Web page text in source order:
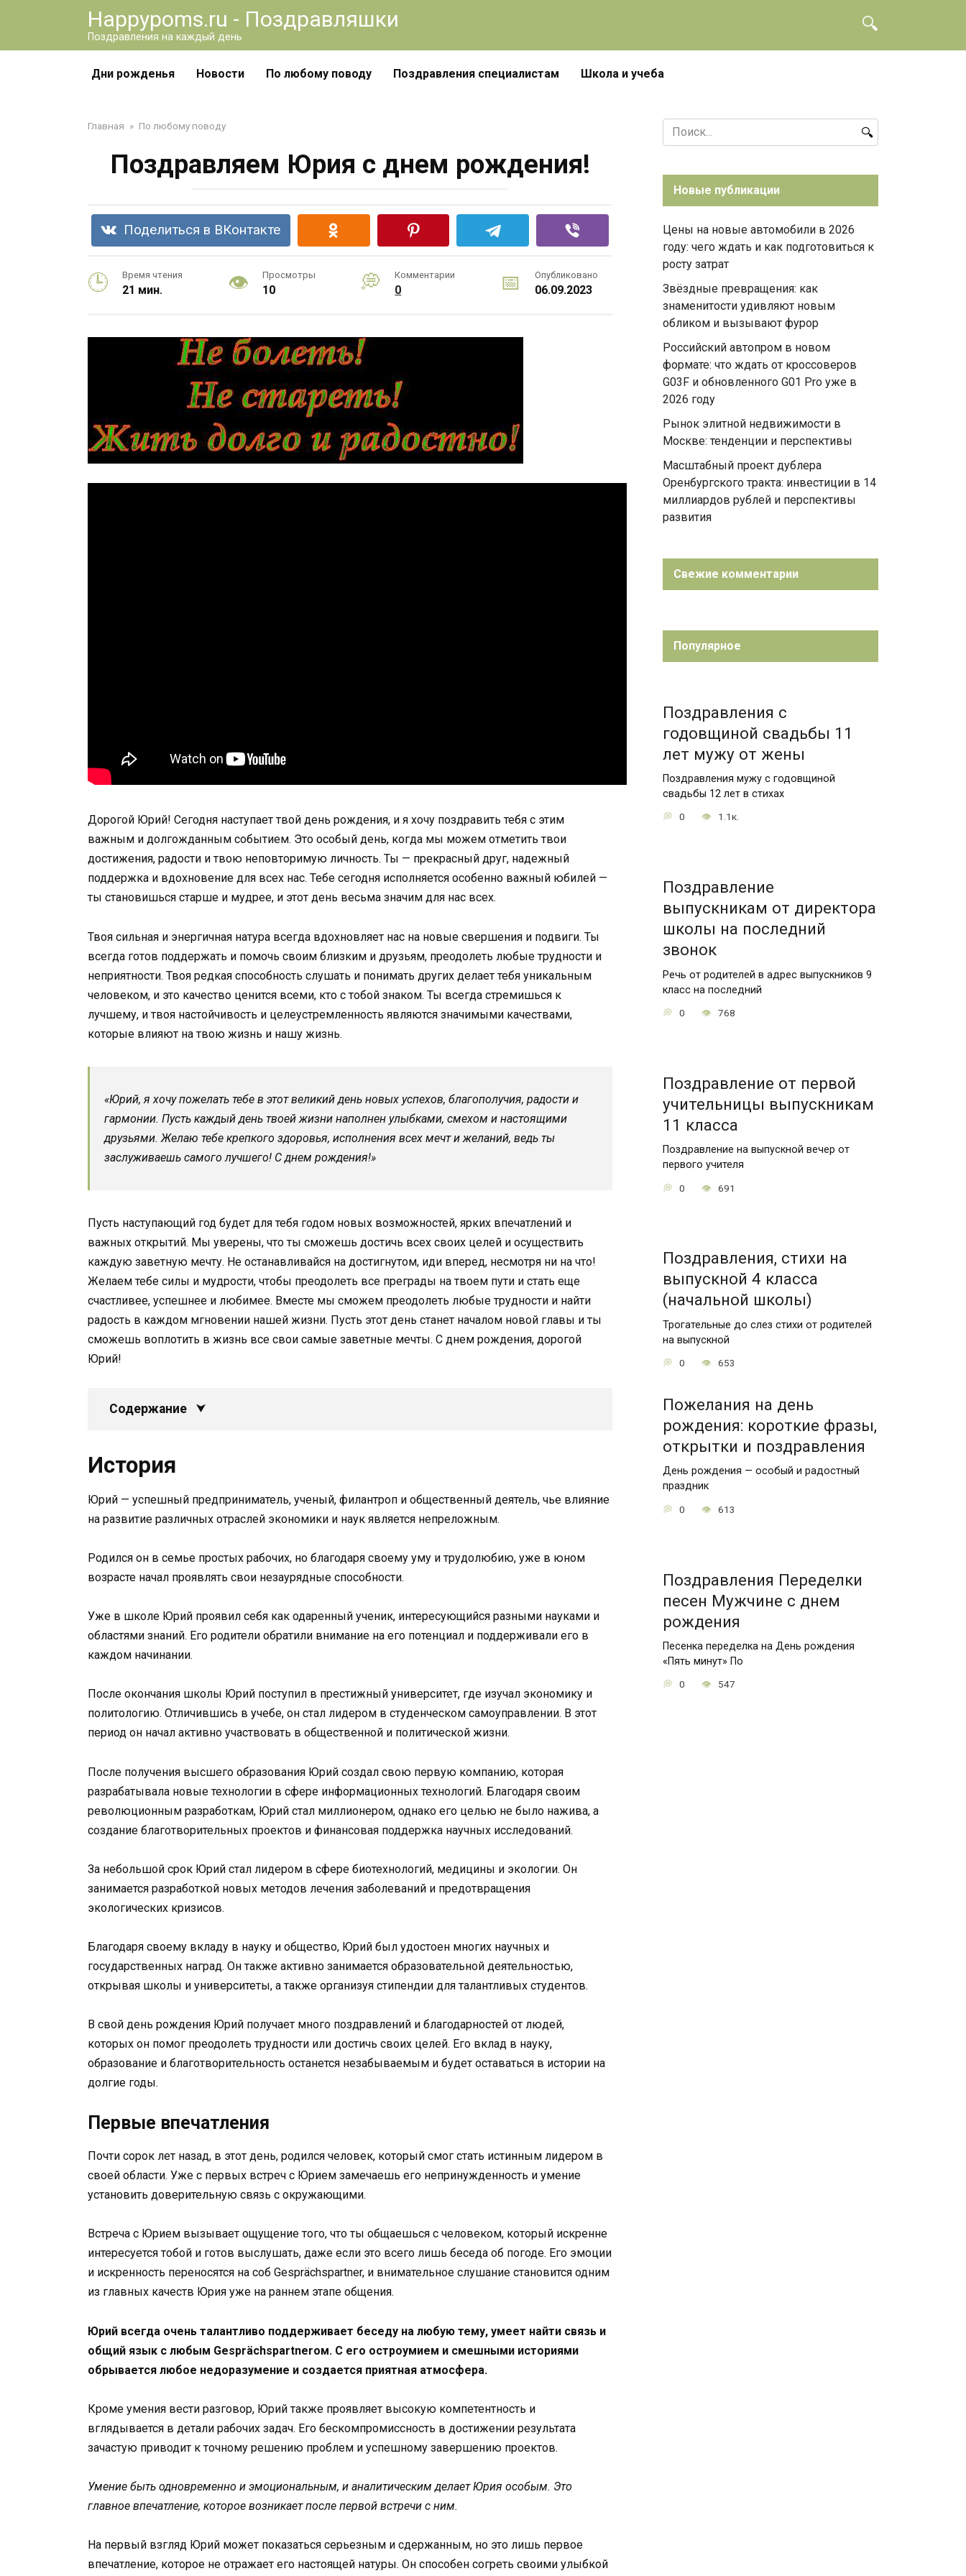
Happypoms.ru - Поздравляшки
Поздравления на каждый день
Дни рожденья Новости По любому поводу Поздравления специалистам Школа и учеба
Главная » По любому поводу
Поздравляем Юрия с днем рождения!
Поделиться в ВКонтакте
Время чтения
21 мин.
Просмотры
10
Комментарии
0
Опубликовано
06.09.2023
Дорогой Юрий! Сегодня наступает твой день рождения, и я хочу поздравить тебя с этим
важным и долгожданным событием. Это особый день, когда мы можем отметить твои
достижения, радости и твою неповторимую личность. Ты — прекрасный друг, надежный
поддержка и вдохновение для всех нас. Тебе сегодня исполняется особенно важный юбилей —
ты становишься старше и мудрее, и этот день весьма значим для нас всех.
Твоя сильная и энергичная натура всегда вдохновляет нас на новые свершения и подвиги. Ты
всегда готов поддержать и помочь своим близким и друзьям, преодолеть любые трудности и
неприятности. Твоя редкая способность слушать и понимать других делает тебя уникальным
человеком, и это качество ценится всеми, кто с тобой знаком. Ты всегда стремишься к
лучшему, и твоя настойчивость и целеустремленность являются значимыми качествами,
которые влияют на твою жизнь и нашу жизнь.
«Юрий, я хочу пожелать тебе в этот великий день новых успехов, благополучия, радости и
гармонии. Пусть каждый день твоей жизни наполнен улыбками, смехом и настоящими
друзьями. Желаю тебе крепкого здоровья, исполнения всех мечт и желаний, ведь ты
заслуживаешь самого лучшего! С днем рождения!»
Пусть наступающий год будет для тебя годом новых возможностей, ярких впечатлений и
важных открытий. Мы уверены, что ты сможешь достичь всех своих целей и осуществить
каждую заветную мечту. Не останавливайся на достигнутом, иди вперед, несмотря ни на что!
Желаем тебе силы и мудрости, чтобы преодолеть все преграды на твоем пути и стать еще
счастливее, успешнее и любимее. Вместе мы сможем преодолеть любые трудности и найти
радость в каждом мгновении нашей жизни. Пусть этот день станет началом новой главы и ты
сможешь воплотить в жизнь все свои самые заветные мечты. С днем рождения, дорогой
Юрий!
Содержание
История
Юрий — успешный предприниматель, ученый, филантроп и общественный деятель, чье влияние
на развитие различных отраслей экономики и наук является непреложным.
Родился он в семье простых рабочих, но благодаря своему уму и трудолюбию, уже в юном
возрасте начал проявлять свои незаурядные способности.
Уже в школе Юрий проявил себя как одаренный ученик, интересующийся разными науками и
областями знаний. Его родители обратили внимание на его потенциал и поддерживали его в
каждом начинании.
После окончания школы Юрий поступил в престижный университет, где изучал экономику и
политологию. Отличившись в учебе, он стал лидером в студенческом самоуправлении. В этот
период он начал активно участвовать в общественной и политической жизни.
После получения высшего образования Юрий создал свою первую компанию, которая
разрабатывала новые технологии в сфере информационных технологий. Благодаря своим
революционным разработкам, Юрий стал миллионером, однако его целью не было нажива, а
создание благотворительных проектов и финансовая поддержка научных исследований.
За небольшой срок Юрий стал лидером в сфере биотехнологий, медицины и экологии. Он
занимается разработкой новых методов лечения заболеваний и предотвращения
экологических кризисов.
Благодаря своему вкладу в науку и общество, Юрий был удостоен многих научных и
государственных наград. Он также активно занимается образовательной деятельностью,
открывая школы и университеты, а также организуя стипендии для талантливых студентов.
В свой день рождения Юрий получает много поздравлений и благодарностей от людей,
которых он помог преодолеть трудности или достичь своих целей. Его вклад в науку,
образование и благотворительность останется незабываемым и будет оставаться в истории на
долгие годы.
Первые впечатления
Почти сорок лет назад, в этот день, родился человек, который смог стать истинным лидером в
своей области. Уже с первых встреч с Юрием замечаешь его непринужденность и умение
установить доверительную связь с окружающими.
Встреча с Юрием вызывает ощущение того, что ты общаешься с человеком, который искренне
интересуется тобой и готов выслушать, даже если это всего лишь беседа об погоде. Его эмоции
и искренность переносятся на соб Gesprächspartner, и внимательное слушание становится одним
из главных качеств Юрия уже на раннем этапе общения.
Юрий всегда очень талантливо поддерживает беседу на любую тему, умеет найти связь и
общий язык с любым Gesprächspartnerом. С его остроумием и смешными историями
обрывается любое недоразумение и создается приятная атмосфера.
Кроме умения вести разговор, Юрий также проявляет высокую компетентность и
вглядывается в детали рабочих задач. Его бескомпромиссность в достижении результата
зачастую приводит к точному решению проблем и успешному завершению проектов.
Умение быть одновременно и эмоциональным, и аналитическим делает Юрия особым. Это
главное впечатление, которое возникает после первой встречи с ним.
На первый взгляд Юрий может показаться серьезным и сдержанным, но это лишь первое
впечатление, которое не отражает его настоящей натуры. Он способен согреть своими улыбкой
Search
for:
Новые публикации
Цены на новые автомобили в 2026
году: чего ждать и как подготовиться к
росту затрат
Звёздные превращения: как
знаменитости удивляют новым
обликом и вызывают фурор
Российский автопром в новом
формате: что ждать от кроссоверов
G03F и обновленного G01 Pro уже в
2026 году
Рынок элитной недвижимости в
Москве: тенденции и перспективы
Масштабный проект дублера
Оренбургского тракта: инвестиции в 14
миллиардов рублей и перспективы
развития
Свежие комментарии
Популярное
Поздравления с
годовщиной свадьбы 11
лет мужу от жены
Поздравления мужу с годовщиной
свадьбы 12 лет в стихах
0 1.1к.
Поздравление
выпускникам от директора
школы на последний
звонок
Речь от родителей в адрес выпускников 9
класс на последний
0 768
Поздравление от первой
учительницы выпускникам
11 класса
Поздравление на выпускной вечер от
первого учителя
0 691
Поздравления, стихи на
выпускной 4 класса
(начальной школы)
Трогательные до слез стихи от родителей
на выпускной
0 653
Пожелания на день
рождения: короткие фразы,
открытки и поздравления
День рождения — особый и радостный
праздник
0 613
Поздравления Переделки
песен Мужчине с днем
рождения
Песенка переделка на День рождения
«Пять минут» По
0 547